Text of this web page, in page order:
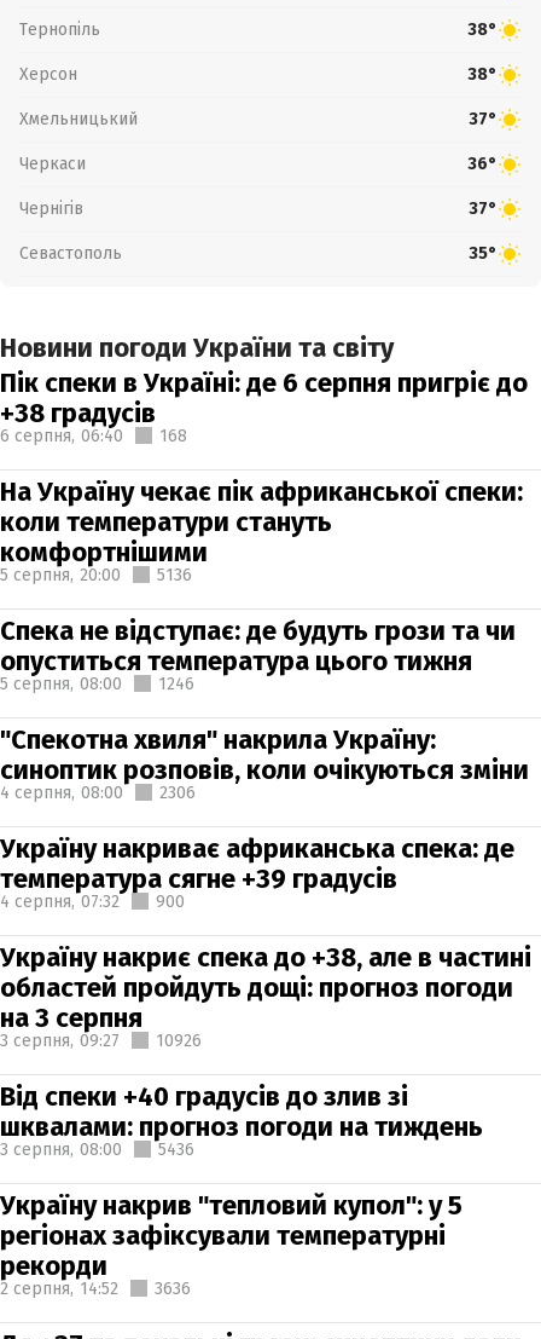
Тернопіль 38°
Херсон 38°
Хмельницький 37°
Черкаси 36°
Чернігів 37°
Севастополь 35°
Новини погоди України та світу
Пік спеки в Україні: де 6 серпня пригріє до
+38 градусів
6 серпня, 06:40 168
На Україну чекає пік африканської спеки:
коли температури стануть
комфортнішими
5 серпня, 20:00 5136
Спека не відступає: де будуть грози та чи
опуститься температура цього тижня
5 серпня, 08:00 1246
"Спекотна хвиля" накрила Україну:
синоптик розповів, коли очікуються зміни
4 серпня, 08:00 2306
Україну накриває африканська спека: де
температура сягне +39 градусів
4 серпня, 07:32 900
Україну накриє спека до +38, але в частині
областей пройдуть дощі: прогноз погоди
на 3 серпня
3 серпня, 09:27 10926
Від спеки +40 градусів до злив зі
шквалами: прогноз погоди на тиждень
3 серпня, 08:00 5436
Україну накрив "тепловий купол": у 5
регіонах зафіксували температурні
рекорди
2 серпня, 14:52 3636